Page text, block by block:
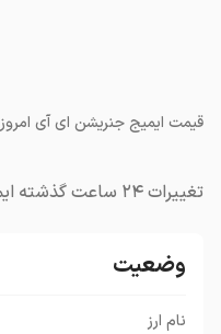
قیمت ایمیج جنریشن ای آی امروز
تغییرات ۲۴ ساعت گذشته ایمیج جنریشن ای آی:
وضعیت
نام ارز